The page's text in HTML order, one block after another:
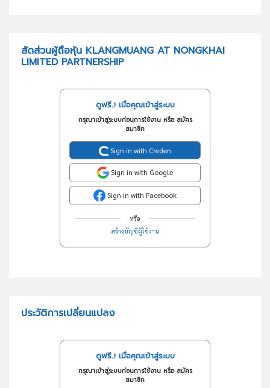
สัดส่วนผู้ถือหุ้น KLANGMUANG AT NONGKHAI
LIMITED PARTNERSHIP
ดูฟรี..! เมื่อคุณเข้าสู่ระบบ
กรุณาเข้าสู่ระบบก่อนการใช้งาน หรือ สมัคร
สมาชิก
Sign in with Creden
Sign in with Google
Sign in with Facebook
หรือ
สร้างบัญชีผู้ใช้งาน
ประวัติการเปลี่ยนแปลง
ดูฟรี..! เมื่อคุณเข้าสู่ระบบ
กรุณาเข้าสู่ระบบก่อนการใช้งาน หรือ สมัคร
สมาชิก